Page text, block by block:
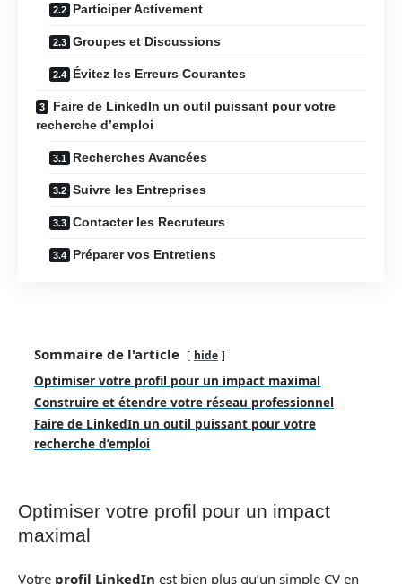
Participer Activement
Groupes et Discussions
Évitez les Erreurs Courantes
Faire de LinkedIn un outil puissant pour votre
recherche d’emploi
Recherches Avancées
Suivre les Entreprises
Contacter les Recruteurs
Préparer vos Entretiens
Sommaire de l'article hide
Optimiser votre profil pour un impact maximal
Construire et étendre votre réseau professionnel
Faire de LinkedIn un outil puissant pour votre
recherche d’emploi
Optimiser votre profil pour un impact
maximal
Votre profil LinkedIn est bien plus qu’un simple CV en